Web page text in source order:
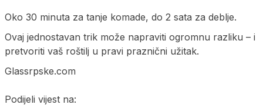
Oko 30 minuta za tanje komade, do 2 sata za deblje.
Ovaj jednostavan trik može napraviti ogromnu razliku – i
pretvoriti vaš roštilj u pravi praznični užitak.
Glassrpske.com
Podijeli vijest na: